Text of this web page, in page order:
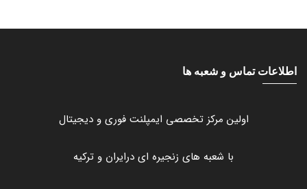
اطلاعات تماس و شعبه ها
اولین مرکز تخصصی ایمپلنت فوری و دیجیتال
با شعبه های زنجیره ای درایران و ترکیه